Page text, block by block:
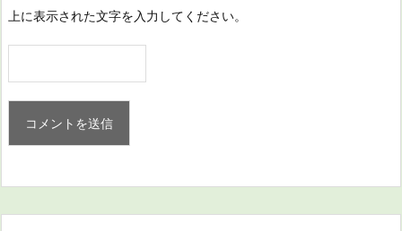
上に表示された文字を入力してください。